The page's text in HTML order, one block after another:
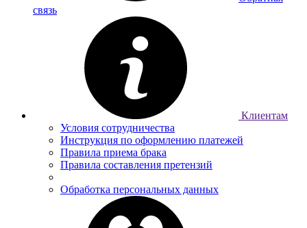
связь
Клиентам
Условия сотрудничества
Инструкция по оформлению платежей
Правила приема брака
Правила составления претензий
Обработка персональных данных